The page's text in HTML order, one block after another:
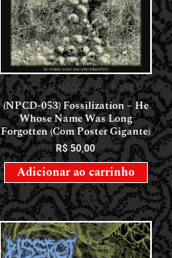
LANÇAMENTOS // RELEASES
(NPCD-053) Fossilization – He
Whose Name Was Long
Forgotten (Com Poster Gigante)
R$ 50,00
Adicionar ao carrinho